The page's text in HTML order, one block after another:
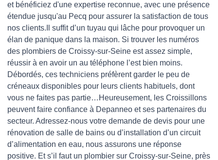
et bénéficiez d'une expertise reconnue, avec une présence
étendue jusqu'au Pecq pour assurer la satisfaction de tous
nos clients.Il suffit d’un tuyau qui lâche pour provoquer un
élan de panique dans la maison. Si trouver les numéros
des plombiers de Croissy-sur-Seine est assez simple,
réussir à en avoir un au téléphone l’est bien moins.
Débordés, ces techniciens préfèrent garder le peu de
créneaux disponibles pour leurs clients habituels, dont
vous ne faites pas partie…Heureusement, les Croissillons
peuvent faire confiance à Depanneo et ses partenaires du
secteur. Adressez-nous votre demande de devis pour une
rénovation de salle de bains ou d’installation d’un circuit
d’alimentation en eau, nous assurons une réponse
positive. Et s’il faut un plombier sur Croissy-sur-Seine, près